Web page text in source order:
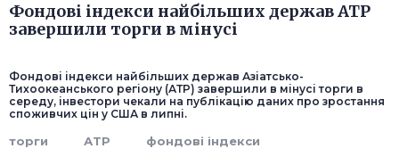
Фондові індекси найбільших держав АТР
завершили торги в мінусі
Фондові індекси найбільших держав Азіатсько-
Тихоокеанського регіону (АТР) завершили в мінусі торги в
середу, інвестори чекали на публікацію даних про зростання
споживчих цін у США в липні.
торги АТР фондові індекси